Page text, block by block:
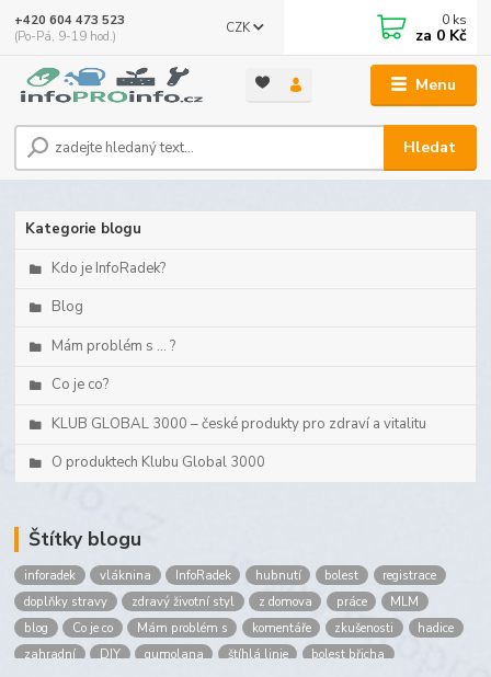
Menu
CZK
Hledat
+420 604 473 523
(Po-Pá, 9-19 hod.)
0 ks
za 0 Kč
Kategorie blogu
Kdo je InfoRadek?
Blog
Mám problém s ... ?
Co je co?
KLUB GLOBAL 3000 – české produkty pro zdraví a vitalitu
O produktech Klubu Global 3000
Štítky blogu
inforadek vláknina InfoRadek hubnutí bolest
registrace
doplňky stravy
zdravý životní styl z domova práce
MLM
blog
Co je co Mám problém s komentáře zkušenosti
hadice
zahradní
DIY gumolana štíhlá linie
bolest břicha